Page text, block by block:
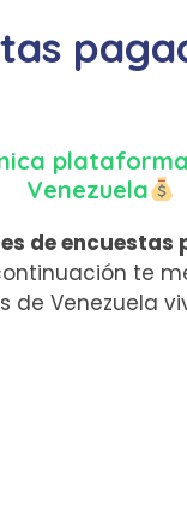
Venezuela
de encuestas
te
de Venezuela